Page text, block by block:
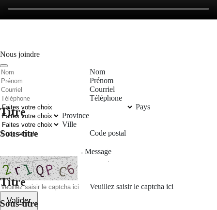
Titre
Sous-titre
Titre
Sous-titre
Nous joindre
Nom
Prénom
Courriel
Téléphone
Pays
Province
Ville
Code postal
Message
Veuillez saisir le captcha ici
Valider